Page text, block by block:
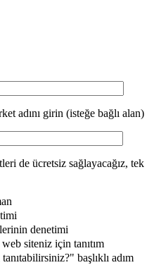
adını girin (isteğe bağlı alan)
de ücretsiz sağlayacağız, tek
denetimi
siteniz için tanıtım
başlıklı adım